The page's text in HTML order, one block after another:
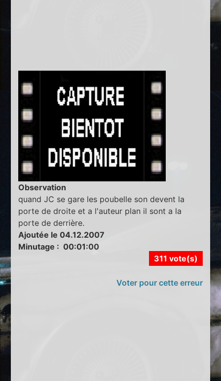
Observation
quand JC se gare les poubelle son devent la
porte de droite et a l'auteur plan il sont a la
porte de derrière.
Ajoutée le 04.12.2007
Minutage : 00:01:00
311 vote(s)
Voter pour cette erreur